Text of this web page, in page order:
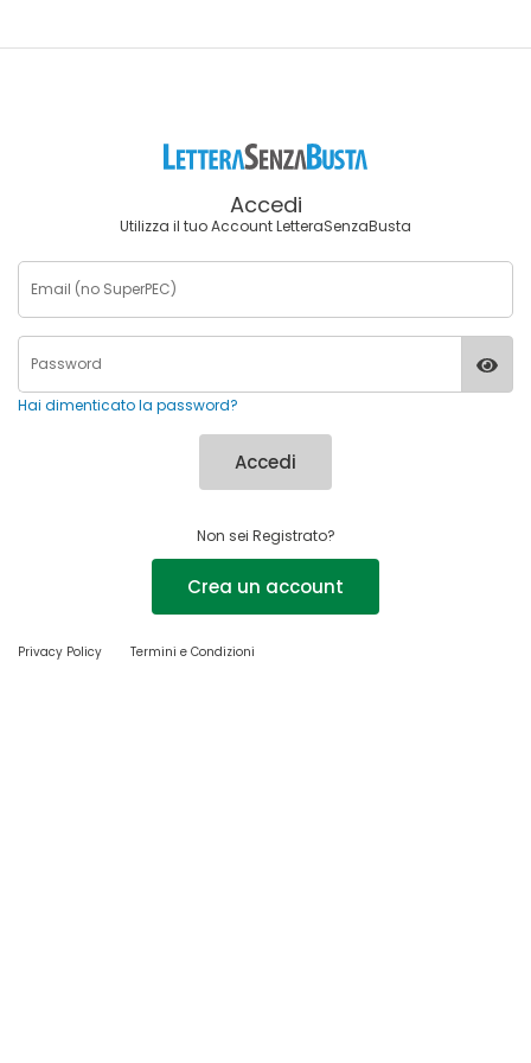
Accedi
Utilizza il tuo Account LetteraSenzaBusta
Hai dimenticato la password?
Accedi
Non sei Registrato?
Crea un account
Privacy Policy Termini e Condizioni